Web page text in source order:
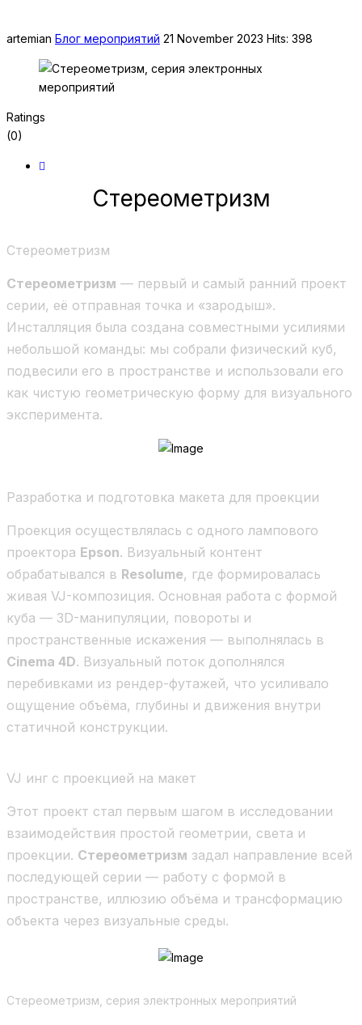
artemian Блог мероприятий 21 November 2023 Hits: 398
Ratings
(0)
Стереометризм
Стереометризм
Стереометризм — первый и самый ранний проект
серии, её отправная точка и «зародыш».
Инсталляция была создана совместными усилиями
небольшой команды: мы собрали физический куб,
подвесили его в пространстве и использовали его
как чистую геометрическую форму для визуального
эксперимента.
Разработка и подготовка макета для проекции
Проекция осуществлялась с одного лампового
проектора Epson. Визуальный контент
обрабатывался в Resolume, где формировалась
живая VJ-композиция. Основная работа с формой
куба — 3D-манипуляции, повороты и
пространственные искажения — выполнялась в
Cinema 4D. Визуальный поток дополнялся
перебивками из рендер-футажей, что усиливало
ощущение объёма, глубины и движения внутри
статичной конструкции.
VJ инг с проекцией на макет
Этот проект стал первым шагом в исследовании
взаимодействия простой геометрии, света и
проекции. Стереометризм задал направление всей
последующей серии — работу с формой в
пространстве, иллюзию объёма и трансформацию
объекта через визуальные среды.
Стереометризм, серия электронных мероприятий